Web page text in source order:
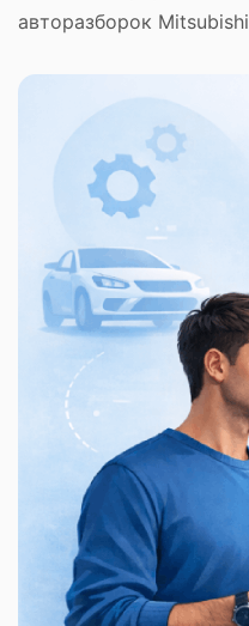
авторазборок